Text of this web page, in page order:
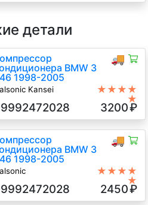
детали
🚚
BMW 3
1998-2005
Kansei
Универсал, серебристый,
г.в.
★★★★
★
3200₽
🚚
BMW 3
1998-2005
5-ст.мех., Седан,
2004 г.в.
★★★★
★
2450₽